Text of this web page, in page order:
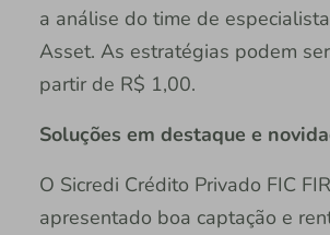
a análise do time de
Asset. As estratégias podem
partir de R$ 1,00.
Soluções em destaque e
O Sicredi Crédito Privado FIC
apresentado boa captação e